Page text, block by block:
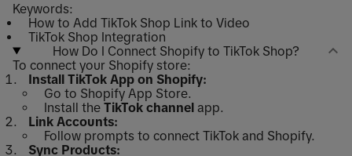
Keywords:
How to Add TikTok Shop Link to Video
TikTok Shop Integration
How Do I Connect Shopify to TikTok Shop?
To connect your Shopify store:
Install TikTok App on Shopify:
Go to Shopify App Store.
Install the TikTok channel app.
Link Accounts:
Follow prompts to connect TikTok and Shopify.
Sync Products: